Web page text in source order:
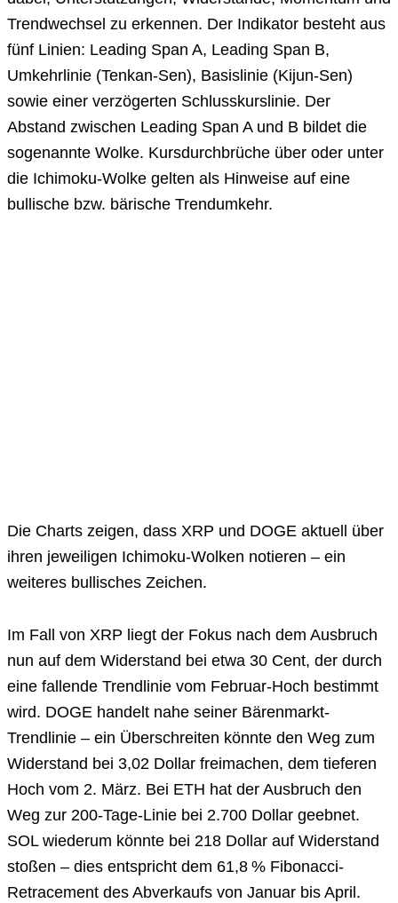
Trendwechsel zu erkennen. Der Indikator besteht aus
fünf Linien: Leading Span A, Leading Span B,
Umkehrlinie (Tenkan-Sen), Basislinie (Kijun-Sen)
sowie einer verzögerten Schlusskurslinie. Der
Abstand zwischen Leading Span A und B bildet die
sogenannte Wolke. Kursdurchbrüche über oder unter
die Ichimoku-Wolke gelten als Hinweise auf eine
bullische bzw. bärische Trendumkehr.
Die Charts zeigen, dass XRP und DOGE aktuell über
ihren jeweiligen Ichimoku-Wolken notieren – ein
weiteres bullisches Zeichen.
Im Fall von XRP liegt der Fokus nach dem Ausbruch
nun auf dem Widerstand bei etwa 30 Cent, der durch
eine fallende Trendlinie vom Februar-Hoch bestimmt
wird. DOGE handelt nahe seiner Bärenmarkt-
Trendlinie – ein Überschreiten könnte den Weg zum
Widerstand bei 3,02 Dollar freimachen, dem tieferen
Hoch vom 2. März. Bei ETH hat der Ausbruch den
Weg zur 200-Tage-Linie bei 2.700 Dollar geebnet.
SOL wiederum könnte bei 218 Dollar auf Widerstand
stoßen – dies entspricht dem 61,8 % Fibonacci-
Retracement des Abverkaufs von Januar bis April.